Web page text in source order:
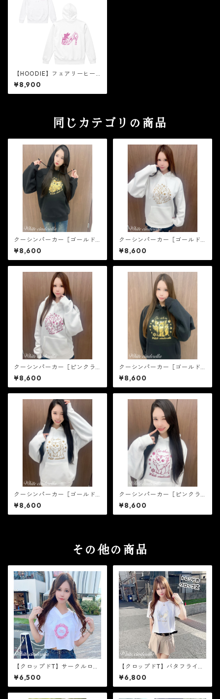
【HOODIE】フェアリーヒー
ル［ピンクラメ］
¥8,900
同じカテゴリの商品
クーシンパーカー［ゴールド
箔］
¥8,600
クーシンパーカー［ゴールド
ラメ］
¥8,600
クーシンパーカー［ピンクラ
メ］
¥8,600
クーシンパーカー［ゴールド
箔］
¥8,600
クーシンパーカー［ゴールド
ラメ］
¥8,600
クーシンパーカー［ピンクラ
メ］
¥8,600
その他の商品
【クロップドT】サークルロゴ
［ピンクラメ］
¥6,500
【クロップドT】バタフライ
［白×ゴールド箔］
¥6,800